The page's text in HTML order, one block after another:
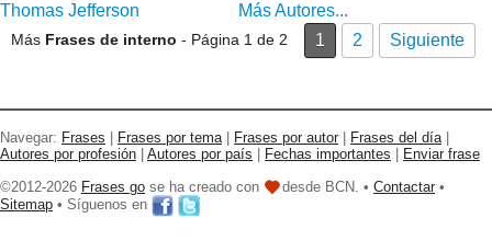
Thomas Jefferson
Más Autores...
Más Frases de interno - Página 1 de 2 1 2 Siguiente
Navegar: Frases Frases por tema| Frases por autor Frases del día|
Autores por profesión
Autores por país Fechas importantes
Enviar frase
©2012-2026 Frases go se ha creado con desde BCN. • Contactar •
Sitemap • Síguenos en